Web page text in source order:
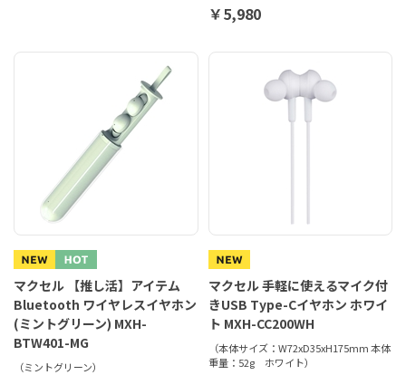
￥5,980
マクセル 【推し活】アイテム
Bluetooth ワイヤレスイヤホン
(ミントグリーン) MXH-
BTW401-MG
（ミントグリーン）
マクセル 手軽に使えるマイク付
きUSB Type-Cイヤホン ホワイ
ト MXH-CC200WH
（本体サイズ：W72xD35xH175mm 本体
重量：52g ホワイト）